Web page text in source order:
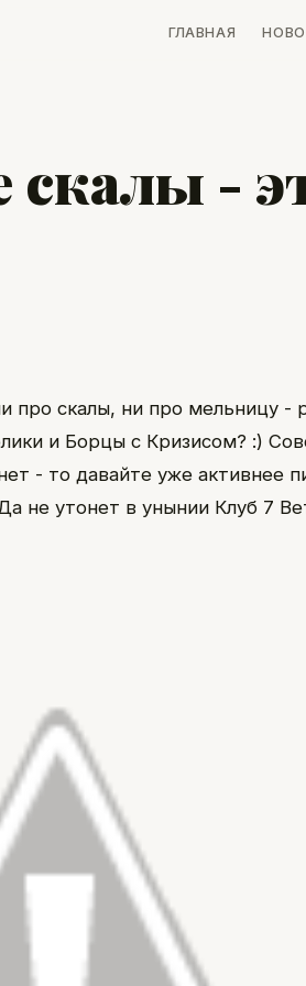
ГЛАВНАЯ
скалы -
про скалы, ни про мельницу -
и Борцы с Кризисом? :)
- то давайте уже активнее
не утонет в унынии Клуб 7